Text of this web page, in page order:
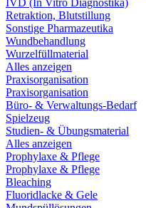
IVD (In Vitro Diagnostika)
Retraktion, Blutstillung
Sonstige Pharmazeutika
Wundbehandlung
Wurzelfüllmaterial
Alles anzeigen
Praxisorganisation
Praxisorganisation
Büro- & Verwaltungs-Bedarf
Spielzeug
Studien- & Übungsmaterial
Alles anzeigen
Prophylaxe & Pflege
Prophylaxe & Pflege
Bleaching
Fluoridlacke & Gele